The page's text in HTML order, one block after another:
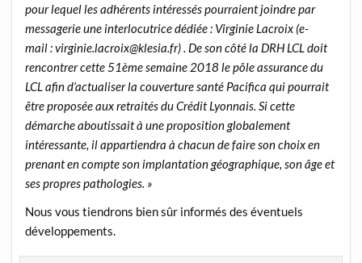
pour lequel les adhérents intéressés pourraient joindre par
messagerie une interlocutrice dédiée : Virginie Lacroix (e-
mail : virginie.lacroix@klesia.fr) . De son côté la DRH LCL doit
rencontrer cette 51ème semaine 2018 le pôle assurance du
LCL afin d’actualiser la couverture santé Pacifica qui pourrait
être proposée aux retraités du Crédit Lyonnais. Si cette
démarche aboutissait à une proposition globalement
intéressante, il appartiendra à chacun de faire son choix en
prenant en compte son implantation géographique, son âge et
ses propres pathologies. »
Nous vous tiendrons bien sûr informés des éventuels
développements.